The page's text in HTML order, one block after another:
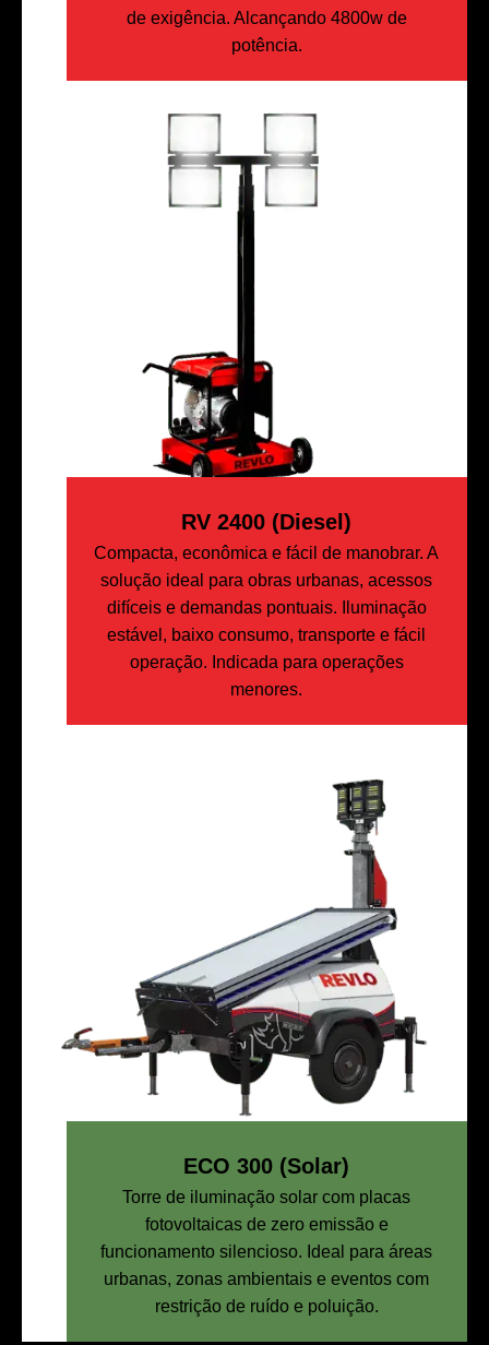
de exigência. Alcançando 4800w de
potência.
RV 2400 (Diesel)
Compacta, econômica e fácil de manobrar. A
solução ideal para obras urbanas, acessos
difíceis e demandas pontuais. Iluminação
estável, baixo consumo, transporte e fácil
operação. Indicada para operações
menores.
ECO 300 (Solar)
Torre de iluminação solar com placas
fotovoltaicas de zero emissão e
funcionamento silencioso. Ideal para áreas
urbanas, zonas ambientais e eventos com
restrição de ruído e poluição.